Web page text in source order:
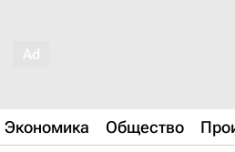
Экономика Общество